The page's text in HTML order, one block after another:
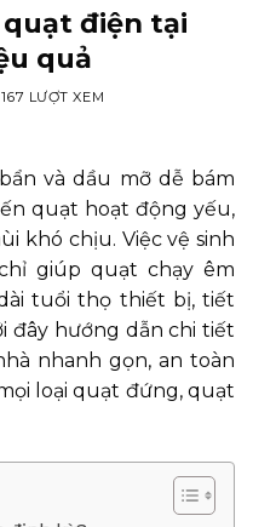
quạt điện tại
quả
167 LƯỢT XEM
và dầu mỡ dễ bám
quạt hoạt động yếu,
khó chịu. Việc vệ sinh
giúp quạt chạy êm
tuổi thọ thiết bị, tiết
đây hướng dẫn chi tiết
nhanh gọn, an toàn
loại quạt đứng, quạt